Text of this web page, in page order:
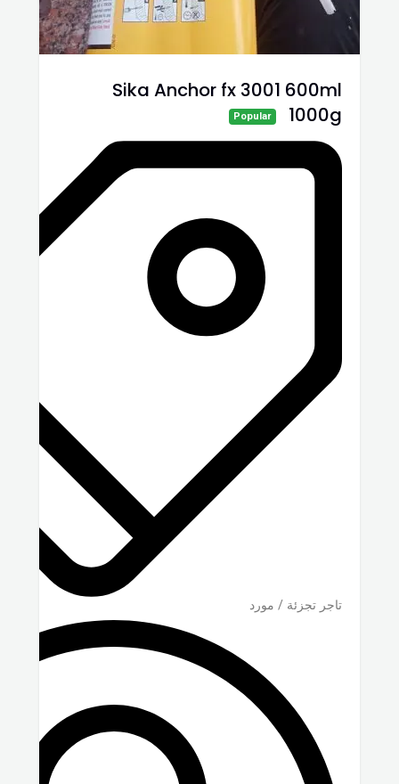
Sika Anchor fx 3001 600ml
1000g
Popular
تاجر تجزئة / مورد